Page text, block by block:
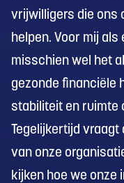
vrijwilligers die ons
helpen. Voor mij
misschien wel het
gezonde financiële
stabiliteit en ruimte
Tegelijkertijd
van onze
kijken hoe we